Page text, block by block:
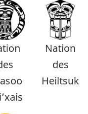
Nation
des
Heiltsuk